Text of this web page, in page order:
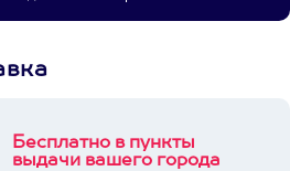
Бесплатно в пункты
выдачи вашего города